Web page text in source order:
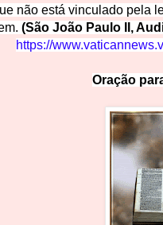
não está vinculado pela
(São João Paulo II,
https://
Oração